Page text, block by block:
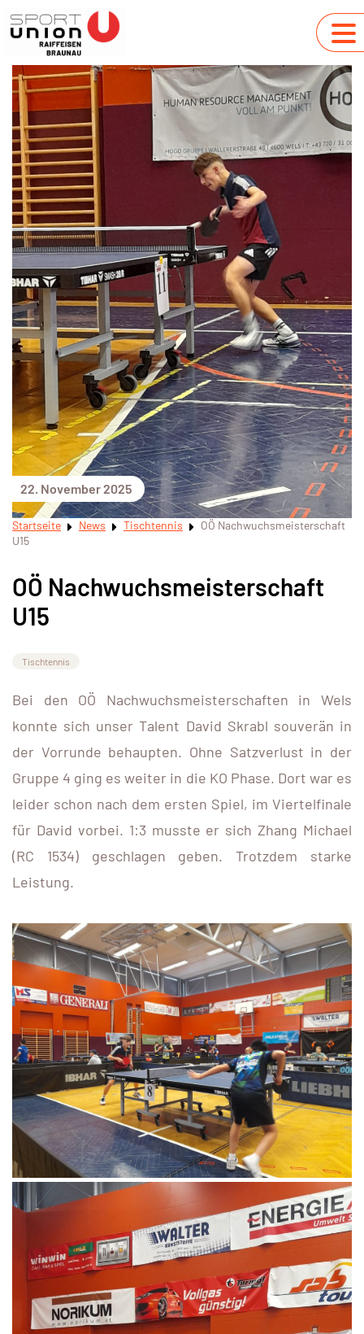
22. November 2025
Startseite News Tischtennis
OÖ Nachwuchsmeisterschaft
U15
OÖ Nachwuchsmeisterschaft
U15
Tischtennis
Bei den OÖ Nachwuchsmeisterschaften in Wels
konnte sich unser Talent David Skrabl souverän in
der Vorrunde behaupten. Ohne Satzverlust in der
Gruppe 4 ging es weiter in die KO Phase. Dort war es
leider schon nach dem ersten Spiel, im Viertelfinale
für David vorbei. 1:3 musste er sich Zhang Michael
(RC 1534) geschlagen geben. Trotzdem starke
Leistung.